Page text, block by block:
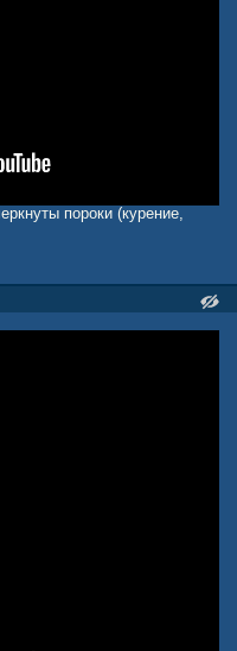
пороки (курение,